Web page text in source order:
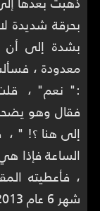
بحرقة شديدة
بشدة إلى
معدودة ،
:" نعم" ، قلت
فقال وهو
، فأعطيته
شهر 6 عام 2013 و عمري وقتها 17 .